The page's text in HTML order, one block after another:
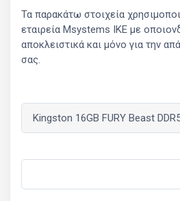
Τα παρακάτω στοιχεία
εταιρεία Msystems ΙΚΕ με
αποκλειστικά και μόνο για την
σας.